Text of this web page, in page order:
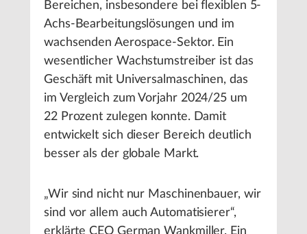
Bereichen, insbesondere bei flexiblen 5-
Achs-Bearbeitungslösungen und im
wachsenden Aerospace-Sektor. Ein
wesentlicher Wachstumstreiber ist das
Geschäft mit Universalmaschinen, das
im Vergleich zum Vorjahr 2024/25 um
22 Prozent zulegen konnte. Damit
entwickelt sich dieser Bereich deutlich
besser als der globale Markt.
„Wir sind nicht nur Maschinenbauer, wir
sind vor allem auch Automatisierer“,
erklärte CEO German Wankmiller. Ein